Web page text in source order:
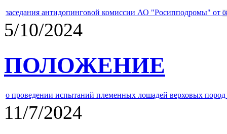
заседания антидопинговой комиссии АО "Росипподромы" от
5/10/2024
ПОЛОЖЕНИЕ
о проведении испытаний племенных лошадей верховых
11/7/2024